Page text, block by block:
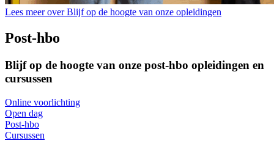
Lees meer over Blijf op de hoogte van onze opleidingen
Post-hbo
Blijf op de hoogte van onze post-hbo opleidingen en
cursussen
Online voorlichting
Open dag
Post-hbo
Cursussen